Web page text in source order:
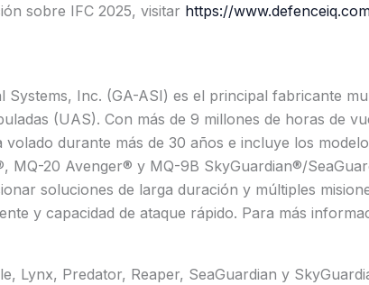
sobre IFC 2025, visitar https://
Systems, Inc. (GA-ASI) es el principal fabricante
(UAS). Con más de 9 millones de horas de
durante más de 30 años e incluye los
MQ-20 Avenger® y MQ-9B SkyGuardian®/
soluciones de larga duración y múltiples
y capacidad de ataque rápido. Para más
Lynx, Predator, Reaper, SeaGuardian y